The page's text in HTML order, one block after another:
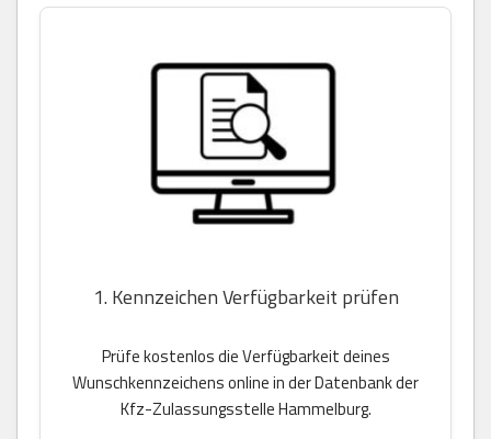
1. Kennzeichen Verfügbarkeit prüfen
Prüfe kostenlos die Verfügbarkeit deines
Wunschkennzeichens online in der Datenbank der
Kfz-Zulassungsstelle Hammelburg.